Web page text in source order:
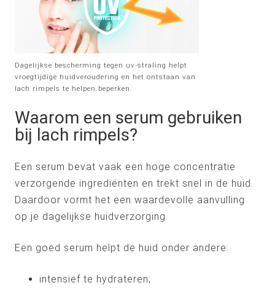
Dagelijkse bescherming tegen uv-straling helpt
vroegtijdige huidveroudering en het ontstaan van
lach rimpels te helpen beperken.
Waarom een serum gebruiken
bij lach rimpels?
Een serum bevat vaak een hoge concentratie
verzorgende ingrediënten en trekt snel in de huid.
Daardoor vormt het een waardevolle aanvulling
op je dagelijkse huidverzorging.
Een goed serum helpt de huid onder andere:
intensief te hydrateren;